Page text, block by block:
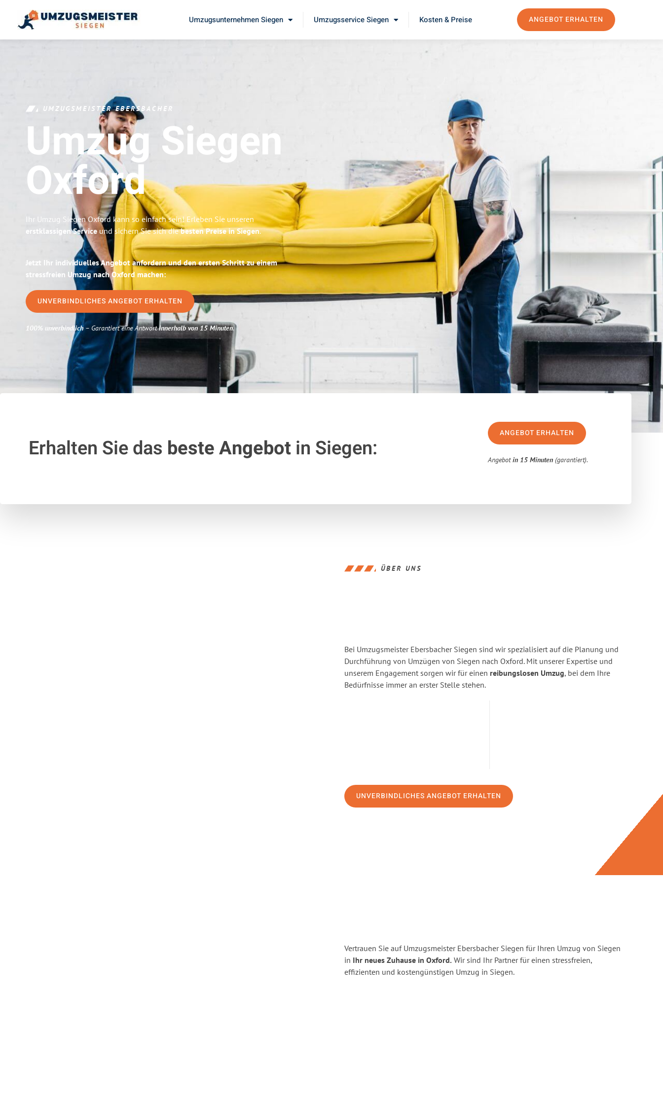
Umzugsunternehmen Siegen Umzugsservice Siegen Kosten & Preise ANGEBOT ERHALTEN
UMZUGSMEISTER EBERSBACHER
Umzug Siegen
Oxford
Ihr Umzug Siegen Oxford kann so einfach sein! Erleben Sie unseren
erstklassigen Service und sichern Sie sich diebesten Preise in Siegen.
Jetzt Ihr individuelles Angebot anfordern und den ersten Schritt zu einem
stressfreien Umzug nach Oxford machen:
UNVERBINDLICHES ANGEBOT ERHALTEN
100% unverbindlich– Garantiert eine Antwortinnerhalb von 15 Minuten.
Erhalten Sie das beste Angebotin Siegen:
ANGEBOT ERHALTEN
Angebotin 15 Minuten (garantiert).
ÜBER UNS
Bei Umzugsmeister Ebersbacher Siegen sind wir spezialisiert auf die Planung und
Durchführung von Umzügen von Siegen nach Oxford. Mit unserer Expertise und
unserem Engagement sorgen wir für einen reibungslosen Umzug, bei dem Ihre
Bedürfnisse immer an erster Stelle stehen.
UNVERBINDLICHES ANGEBOT ERHALTEN
Vertrauen Sie auf Umzugsmeister Ebersbacher Siegen für Ihren Umzug von Siegen
in Ihr neues Zuhause in Oxford. Wir sind Ihr Partner für einen stressfreien,
effizienten und kostengünstigen Umzug in Siegen.